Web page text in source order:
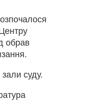
обрав
суду.